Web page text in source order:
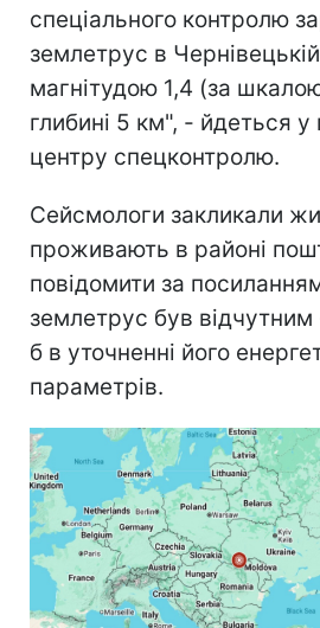
спеціального контролю
землетрус в
магнітудою 1,4 (за
глибині 5 км", - йдеться у
центру спецконтролю.
Сейсмологи закликали
проживають в районі
повідомити за
землетрус був
б в уточненні його
параметрів.